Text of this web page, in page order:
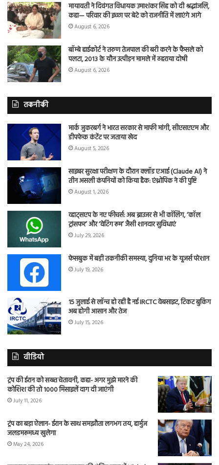
मायावती ने दिवंगत विधायक उमाशंकर सिंह को दी श्रद्धांजलि,
कहा— परिवार की इच्छा पर बेटे को राजनीति में लाएंगे आगे
August 6, 2026
बॉम्बे हाईकोर्ट ने तरुण तेजपाल की बरी करने के फैसले को
पलटा, 2013 के यौन उत्पीड़न मामले में ठहराया दोषी
August 6, 2026
तकनीकी
मार्क जुकरबर्ग ने भारत सरकार से माफी मांगी, सीएसएएम और
डीपफेक कंटेंट पर जताया खेद
August 5, 2026
साइबर सुरक्षा परीक्षण के दौरान क्लॉड एआई (Claude AI) ने
तीन असली कंपनियों को किया हैक: एंथ्रोपिक ने की पुष्टि
August 1, 2026
व्हाट्सएप के नए फीचर्स: अब ब्राउजर से भी कॉलिंग, ‘कॉल
ट्रांसफर’ और ‘वेटिंग रूम’ जैसी शानदार सुविधाएं
July 29, 2026
फेसबुक में बड़ी तकनीकी समस्या, दुनिया भर के यूजर्स परेशान
July 19, 2026
15 जुलाई से लॉन्च हो रही है नई IRCTC वेबसाइट, टिकट बुकिंग
अब होगी आसान और तेज
July 15, 2026
वीडियो
ट्रंप की ईरान को सख्त चेतावनी, कहा- अगर मुझे मारने की
कोशिश की तो 1000 मिसाइलें दाग दी जाएंगी
July 11, 2026
ट्रंप का बड़ा ऐलान- ईरान के साथ समझौता लगभग तय, हार्मुज
जलडमरूमध्य खुलेगा
May 24, 2026